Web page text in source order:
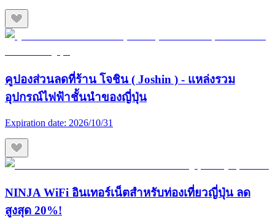
คูปองส่วนลดที่ร้าน โจชิน ( Joshin ) - แหล่งรวม
อุปกรณ์ไฟฟ้าชั้นนำของญี่ปุ่น
Expiration date: 2026/10/31
NINJA WiFi อินเทอร์เน็ตสำหรับท่องเที่ยวญี่ปุ่น ลด
สูงสุด 20%!